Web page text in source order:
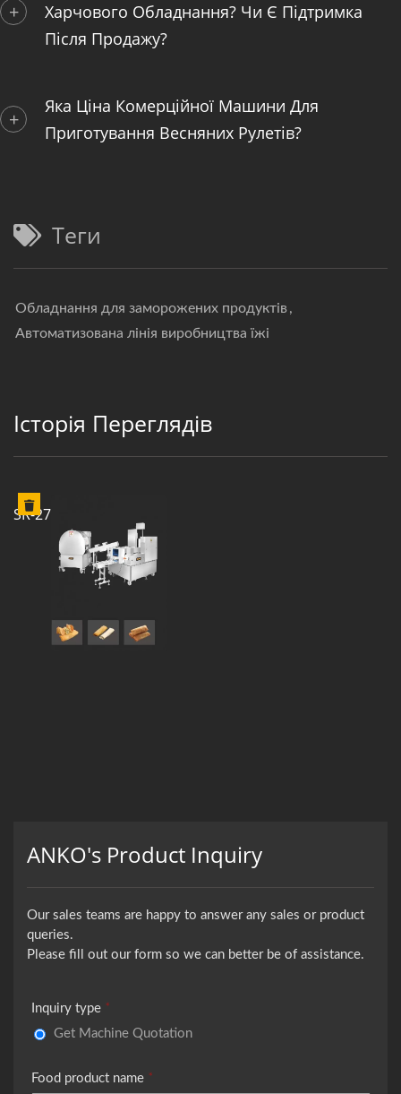
Харчового Обладнання? Чи Є Підтримка
Після Продажу?
Яка Ціна Комерційної Машини Для
Приготування Весняних Рулетів?
Теги
Обладнання для заморожених продуктів,
Автоматизована лінія виробництва їжі
Історія Переглядів
SR-27